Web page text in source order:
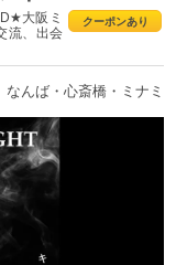
クーポンあり
大阪ミ
流、出会
なんば・心斎橋・ミナミ